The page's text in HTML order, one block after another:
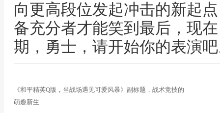
向更高段位发起冲击的新起
备充分者才能笑到最后，现
期，勇士，请开始你的表演
《和平精英Q版，当战场遇见可爱风暴》副标题，战术竞技的
萌趣新生